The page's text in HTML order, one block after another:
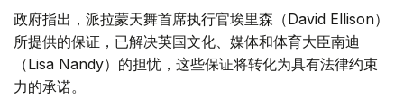
政府指出，派拉蒙天舞首席执行官埃里森（David Ellison）
所提供的保证，已解决英国文化、媒体和体育大臣南迪
（Lisa Nandy）的担忧，这些保证将转化为具有法律约束
力的承诺。